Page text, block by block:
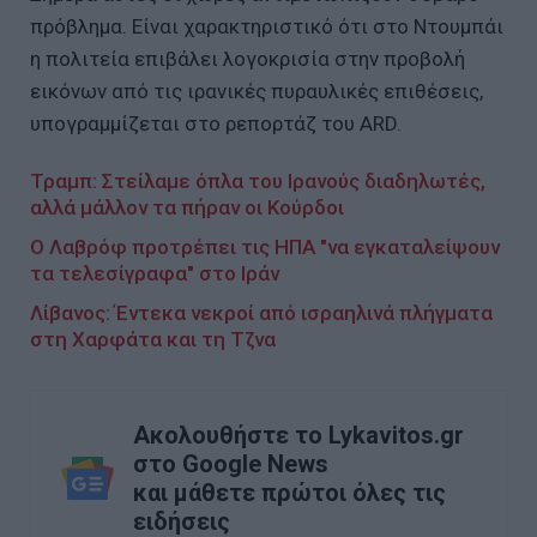
πρόβλημα. Είναι χαρακτηριστικό ότι στο Ντουμπάι
η πολιτεία επιβάλει λογοκρισία στην προβολή
εικόνων από τις ιρανικές πυραυλικές επιθέσεις,
υπογραμμίζεται στο ρεπορτάζ του ARD.
Τραμπ: Στείλαμε όπλα του Ιρανούς διαδηλωτές,
αλλά μάλλον τα πήραν οι Κούρδοι
Ο Λαβρόφ προτρέπει τις ΗΠΑ "να εγκαταλείψουν
τα τελεσίγραφα" στο Ιράν
Λίβανος: Έντεκα νεκροί από ισραηλινά πλήγματα
στη Χαρφάτα και τη Τζνα
Ακολουθήστε το Lykavitos.gr
στο Google News
και μάθετε πρώτοι όλες τις
ειδήσεις